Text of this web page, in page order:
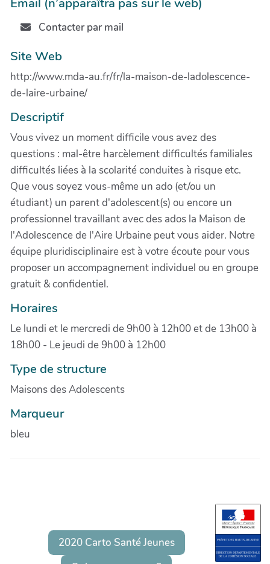
Contacter par mail
Site Web
http://www.mda-au.fr/fr/la-maison-de-ladolescence-
de-laire-urbaine/
Descriptif
Vous vivez un moment difficile vous avez des
questions : mal-être harcèlement difficultés familiales
difficultés liées à la scolarité conduites à risque etc.
Que vous soyez vous-même un ado (et/ou un
étudiant) un parent d'adolescent(s) ou encore un
professionnel travaillant avec des ados la Maison de
l'Adolescence de l'Aire Urbaine peut vous aider. Notre
équipe pluridisciplinaire est à votre écoute pour vous
proposer un accompagnement individuel ou en groupe
gratuit & confidentiel.
Horaires
Le lundi et le mercredi de 9h00 à 12h00 et de 13h00 à
18h00 - Le jeudi de 9h00 à 12h00
Type de structure
Maisons des Adolescents
Marqueur
bleu
2020 Carto Santé Jeunes